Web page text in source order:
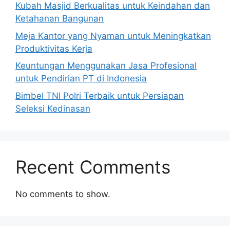
Kubah Masjid Berkualitas untuk Keindahan dan
Ketahanan Bangunan
Meja Kantor yang Nyaman untuk Meningkatkan
Produktivitas Kerja
Keuntungan Menggunakan Jasa Profesional
untuk Pendirian PT di Indonesia
Bimbel TNI Polri Terbaik untuk Persiapan
Seleksi Kedinasan
Recent Comments
No comments to show.